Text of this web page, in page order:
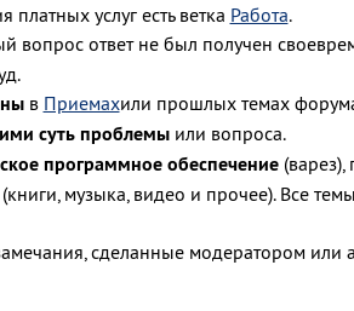
услуг есть ветка Работа.
вопрос ответ не был получен
в Приемахили прошлых темах
суть проблемыили вопроса.
программное обеспечение(варез),
музыка, видео и прочее). Все
сделанные модератором или